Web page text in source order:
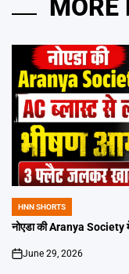
MORE
POSTED
IN
HNN SHORTS
नोएडा की Aranya
on
June 29, 2026